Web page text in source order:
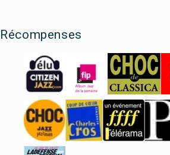
Récompenses